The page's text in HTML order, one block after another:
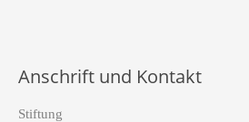
Anschrift und Kontakt
Stiftung